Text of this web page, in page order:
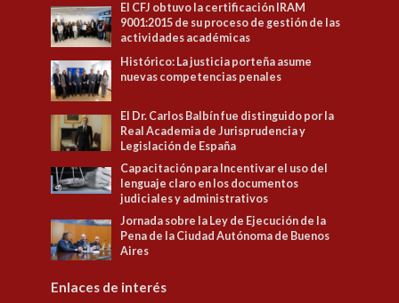
El CFJ obtuvo la certificación IRAM
9001:2015 de su proceso de gestión de las
actividades académicas
Histórico: La justicia porteña asume
nuevas competencias penales
El Dr. Carlos Balbín fue distinguido por la
Real Academia de Jurisprudencia y
Legislación de España
Capacitación para Incentivar el uso del
lenguaje claro en los documentos
judiciales y administrativos
Jornada sobre la Ley de Ejecución de la
Pena de la Ciudad Autónoma de Buenos
Aires
Enlaces de interés